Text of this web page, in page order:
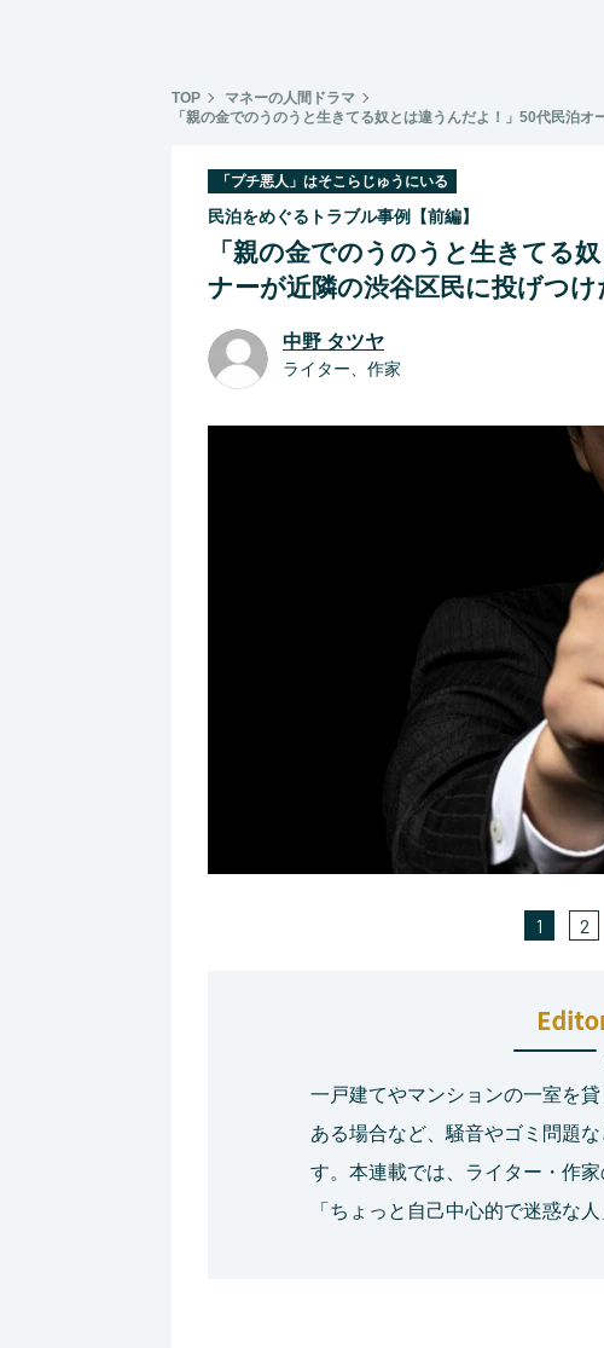
TOP
マネーの人間ドラマ
「親の金でのうのうと生きてる奴とは違うんだよ！」50代民泊
「プチ悪人」はそこらじゅうにいる
民泊をめぐるトラブル事例【前編】
「親の金でのうのうと生きてる
ナーが近隣の渋谷区民に投げつけ
中野 タツヤ
ライター、作家
1 2
一戸建てやマンションの一室を
ある場合など、騒音やゴミ問題
す。本連載では、ライター・作
「ちょっと自己中心的で迷惑な